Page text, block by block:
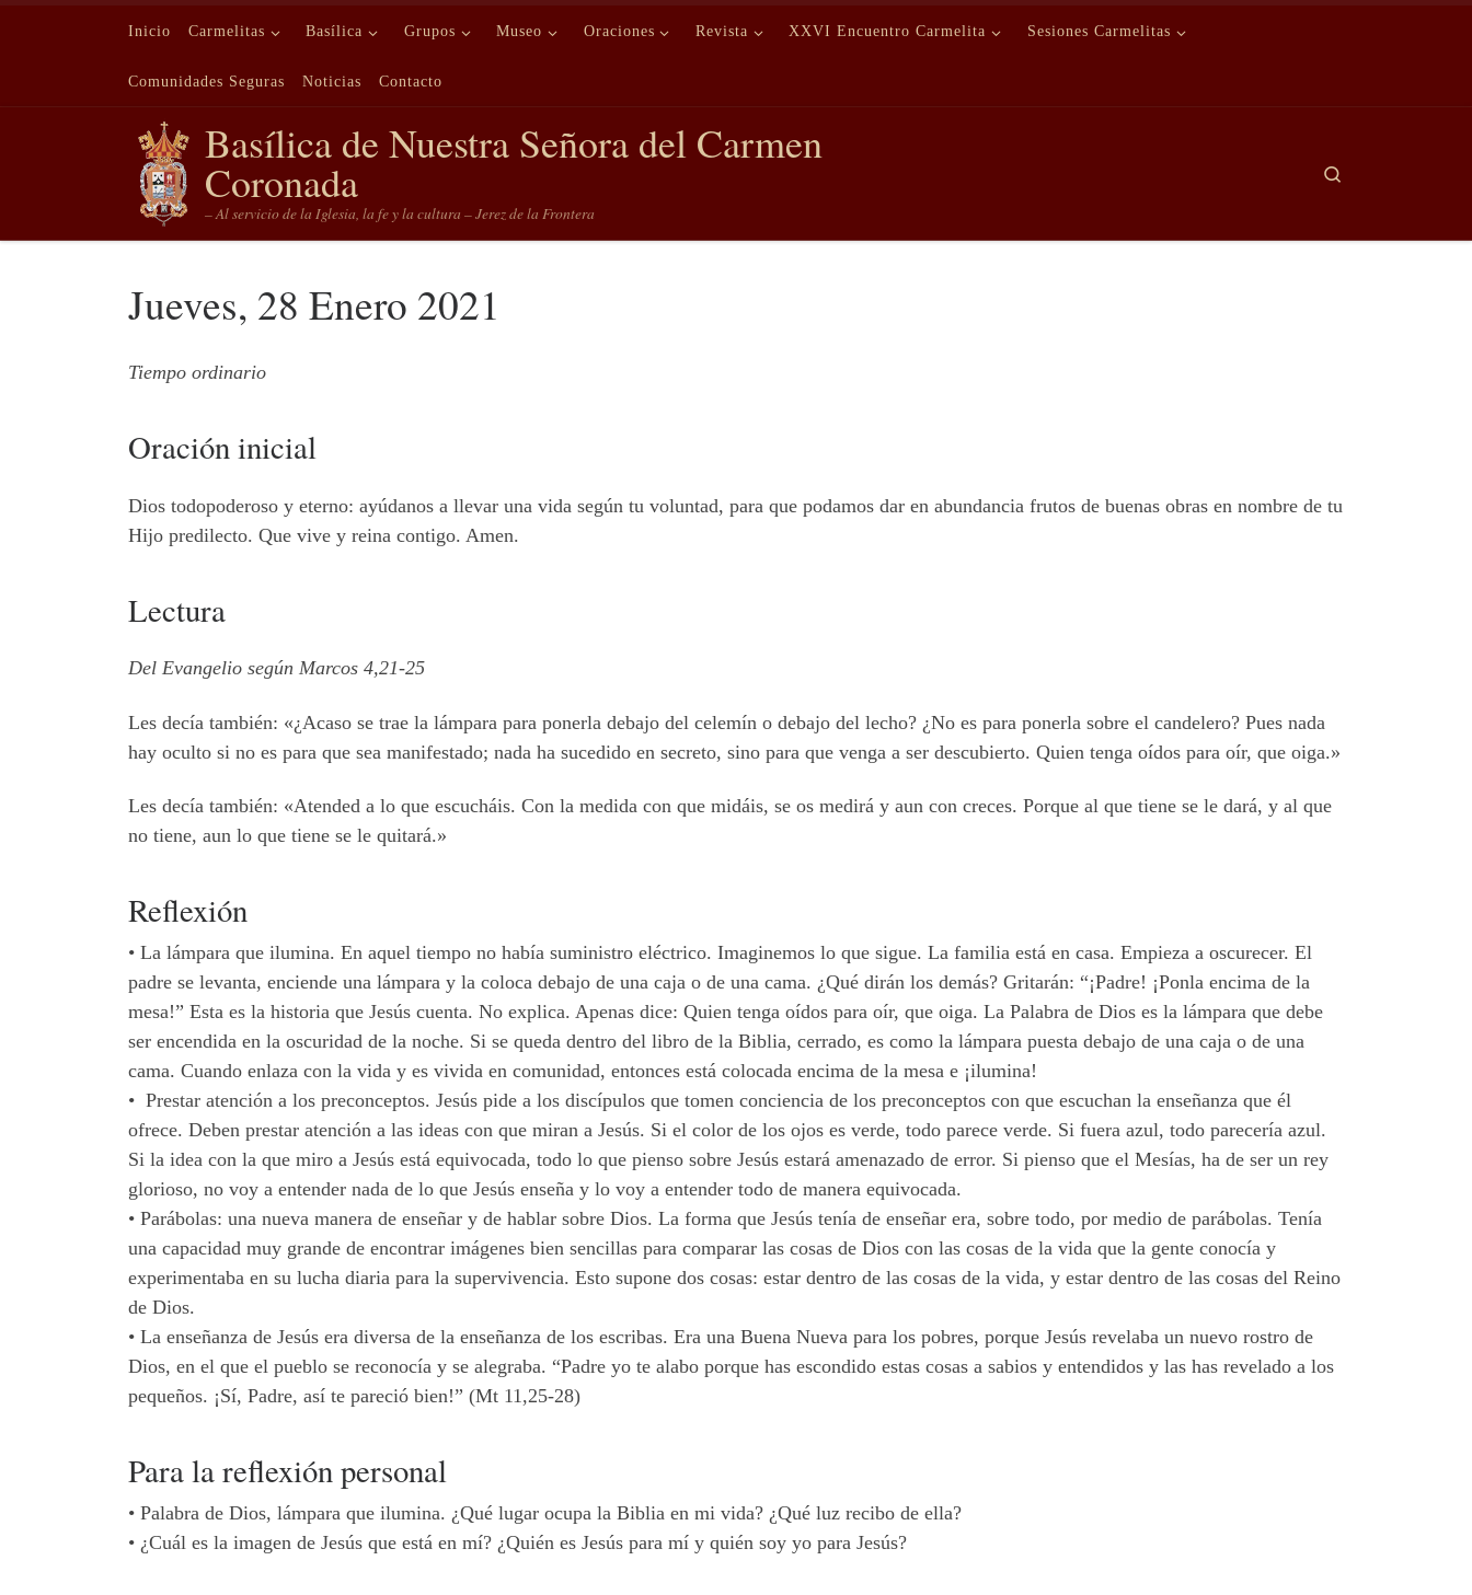
Saltar al contenido
Inicio Carmelitas Basílica Grupos Museo Oraciones Revista XXVI Encuentro Carmelita Sesiones Carmelitas
Comunidades Seguras Noticias Contacto
Basílica de Nuestra Señora del Carmen
Coronada
– Al servicio de la Iglesia, la fe y la cultura – Jerez de la Frontera
Jueves, 28 Enero 2021
Tiempo ordinario
Oración inicial
Dios todopoderoso y eterno: ayúdanos a llevar una vida según tu voluntad, para que podamos dar en abundancia frutos de buenas obras en nombre de tu
Hijo predilecto. Que vive y reina contigo. Amen.
Lectura
Del Evangelio según Marcos 4,21-25
Les decía también: «¿Acaso se trae la lámpara para ponerla debajo del celemín o debajo del lecho? ¿No es para ponerla sobre el candelero? Pues nada
hay oculto si no es para que sea manifestado; nada ha sucedido en secreto, sino para que venga a ser descubierto. Quien tenga oídos para oír, que oiga.»
Les decía también: «Atended a lo que escucháis. Con la medida con que midáis, se os medirá y aun con creces. Porque al que tiene se le dará, y al que
no tiene, aun lo que tiene se le quitará.»
Reflexión
• La lámpara que ilumina. En aquel tiempo no había suministro eléctrico. Imaginemos lo que sigue. La familia está en casa. Empieza a oscurecer. El
padre se levanta, enciende una lámpara y la coloca debajo de una caja o de una cama. ¿Qué dirán los demás? Gritarán: “¡Padre! ¡Ponla encima de la
mesa!” Esta es la historia que Jesús cuenta. No explica. Apenas dice: Quien tenga oídos para oír, que oiga. La Palabra de Dios es la lámpara que debe
ser encendida en la oscuridad de la noche. Si se queda dentro del libro de la Biblia, cerrado, es como la lámpara puesta debajo de una caja o de una
cama. Cuando enlaza con la vida y es vivida en comunidad, entonces está colocada encima de la mesa e ¡ilumina!
• Prestar atención a los preconceptos. Jesús pide a los discípulos que tomen conciencia de los preconceptos con que escuchan la enseñanza que él
ofrece. Deben prestar atención a las ideas con que miran a Jesús. Si el color de los ojos es verde, todo parece verde. Si fuera azul, todo parecería azul.
Si la idea con la que miro a Jesús está equivocada, todo lo que pienso sobre Jesús estará amenazado de error. Si pienso que el Mesías, ha de ser un rey
glorioso, no voy a entender nada de lo que Jesús enseña y lo voy a entender todo de manera equivocada.
• Parábolas: una nueva manera de enseñar y de hablar sobre Dios. La forma que Jesús tenía de enseñar era, sobre todo, por medio de parábolas. Tenía
una capacidad muy grande de encontrar imágenes bien sencillas para comparar las cosas de Dios con las cosas de la vida que la gente conocía y
experimentaba en su lucha diaria para la supervivencia. Esto supone dos cosas: estar dentro de las cosas de la vida, y estar dentro de las cosas del Reino
de Dios.
• La enseñanza de Jesús era diversa de la enseñanza de los escribas. Era una Buena Nueva para los pobres, porque Jesús revelaba un nuevo rostro de
Dios, en el que el pueblo se reconocía y se alegraba. “Padre yo te alabo porque has escondido estas cosas a sabios y entendidos y las has revelado a los
pequeños. ¡Sí, Padre, así te pareció bien!” (Mt 11,25-28)
Para la reflexión personal
• Palabra de Dios, lámpara que ilumina. ¿Qué lugar ocupa la Biblia en mi vida? ¿Qué luz recibo de ella?
• ¿Cuál es la imagen de Jesús que está en mí? ¿Quién es Jesús para mí y quién soy yo para Jesús?